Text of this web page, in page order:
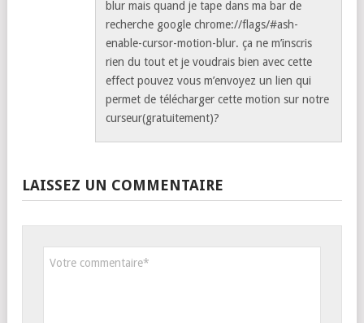
blur mais quand je tape dans ma bar de
recherche google chrome://flags/#ash-
enable-cursor-motion-blur. ça ne m’inscris
rien du tout et je voudrais bien avec cette
effect pouvez vous m’envoyez un lien qui
permet de télécharger cette motion sur notre
curseur(gratuitement)?
LAISSEZ UN COMMENTAIRE